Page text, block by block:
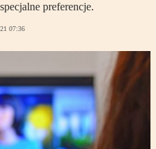
preferencje.
07:36